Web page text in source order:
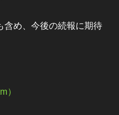
め、今後の続報に期待
）